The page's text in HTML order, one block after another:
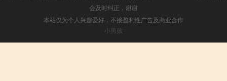
会及时纠正，谢谢
本站仅为个人兴趣爱好，不接盈利性广告及商业合作
小男孩